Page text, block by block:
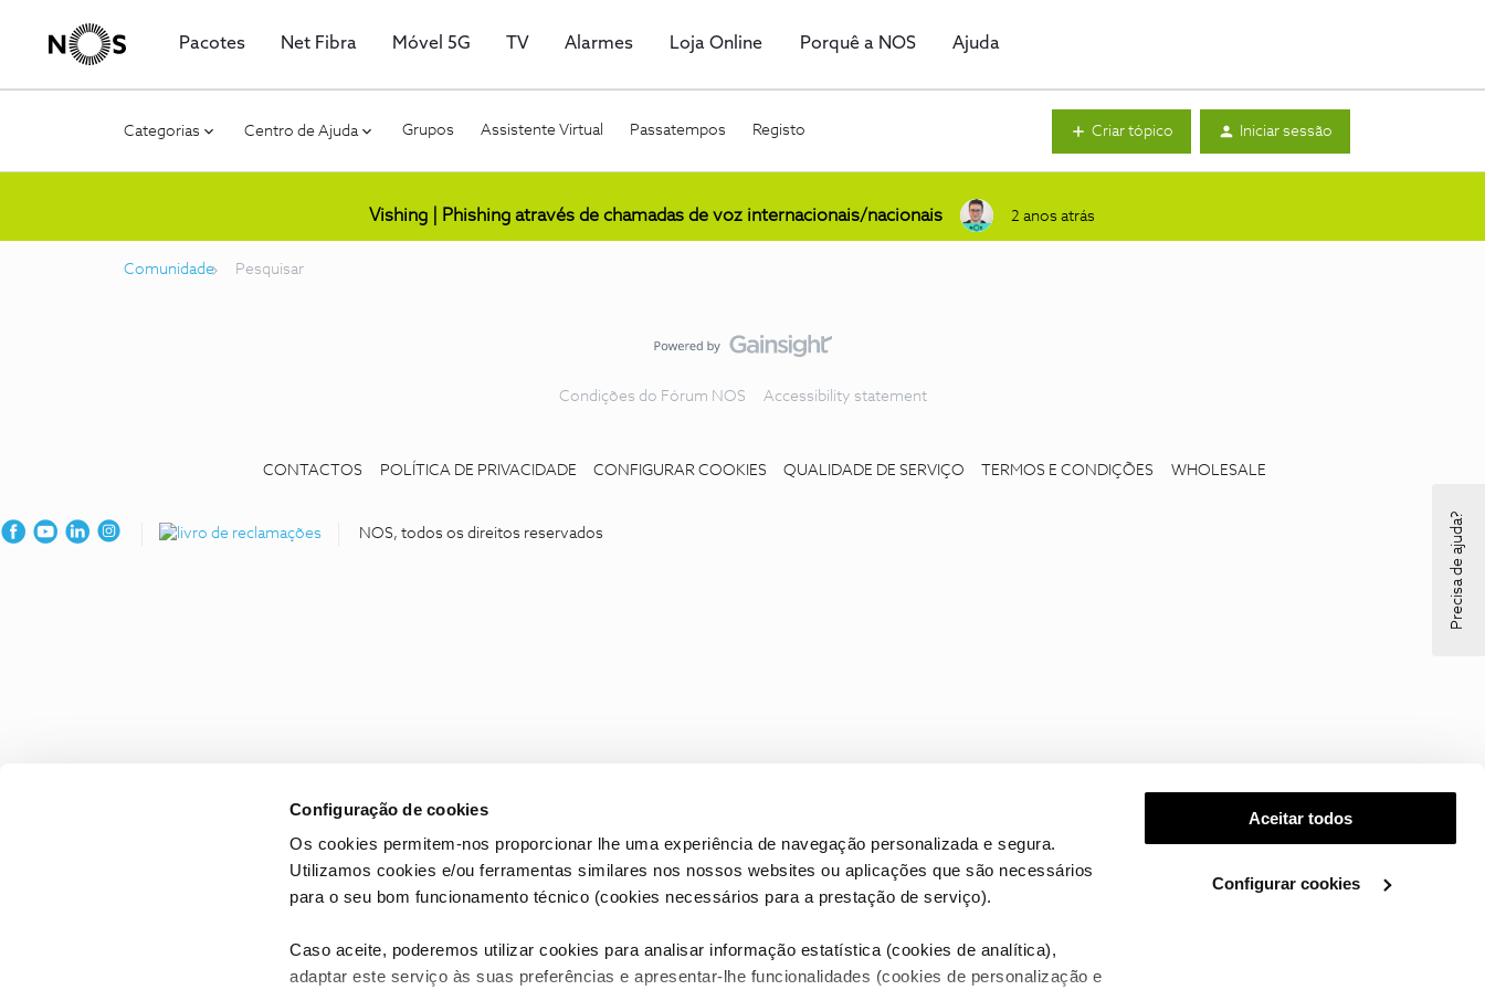
Configuração de cookies
Os cookies permitem-nos proporcionar lhe uma experiência de navegação personalizada e segura.
Utilizamos cookies e/ou ferramentas similares nos nossos websites ou aplicações que são necessários
para o seu bom funcionamento técnico (cookies necessários para a prestação de serviço).
Caso aceite, poderemos utilizar cookies para analisar informação estatística (cookies de analítica),
adaptar este serviço às suas preferências e apresentar-lhe funcionalidades (cookies de personalização e
Aceitar todos
Configurar cookies
Pacotes Net Fibra Móvel 5G TV Alarmes Loja Online Porquê a NOS Ajuda
Categorias Centro de Ajuda Grupos Assistente Virtual Passatempos Registo Criar tópico Iniciar sessão
Vishing | Phishing através de chamadas de voz internacionais/nacionais 2 anos atrás
Comunidade Pesquisar
Condições do Fórum NOS Accessibility statement
CONTACTOS POLÍTICA DE PRIVACIDADE CONFIGURAR COOKIES QUALIDADE DE SERVIÇO TERMOS E CONDIÇÕES WHOLESALE
NOS, todos os direitos reservados Precisa de ajuda?